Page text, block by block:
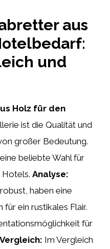
aus
und
Holz für den
ist die Qualität und
großer Bedeutung.
beliebte Wahl für
Hotels. Analyse:
haben eine
ein rustikales Flair.
für
Vergleich: Im Vergleich